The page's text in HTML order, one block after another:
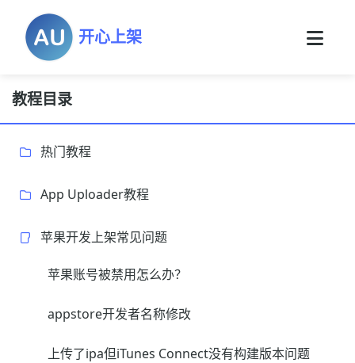
开心上架
教程目录
热门教程
App Uploader教程
苹果开发上架常见问题
苹果账号被禁用怎么办？
appstore开发者名称修改
上传了ipa但iTunes Connect没有构建版本问题